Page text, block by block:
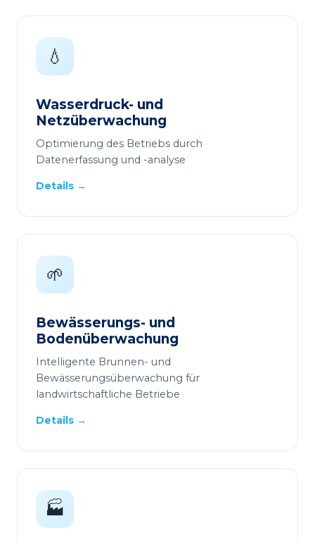
💧
Wasserdruck- und
Netzüberwachung
Optimierung des Betriebs durch
Datenerfassung und -analyse
Details →
🌱
Bewässerungs- und
Bodenüberwachung
Intelligente Brunnen- und
Bewässerungsüberwachung für
landwirtschaftliche Betriebe
Details →
🏭